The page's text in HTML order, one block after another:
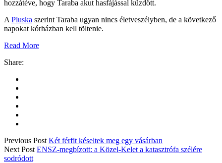
hozzátéve, hogy Taraba akut hasfájással küzdött.
A Pluska szerint Taraba ugyan nincs életveszélyben, de a következő
napokat kórházban kell töltenie.
Read More
Share:
Previous Post Két férfit késeltek meg egy vásárban
Next Post ENSZ-megbízott: a Közel-Kelet a katasztrófa szélére
sodródott